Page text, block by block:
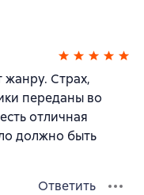
жанру. Страх,
переданы во
отличная
должно быть
Ответить